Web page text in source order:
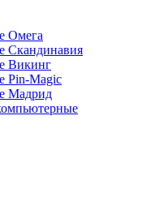
Омега
Скандинавия
Викинг
Pin-Magic
Мадрид